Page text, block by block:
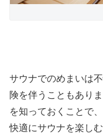
サウナでのめまいは
険を伴うこともあり
を知っておくことで
快適にサウナを楽し